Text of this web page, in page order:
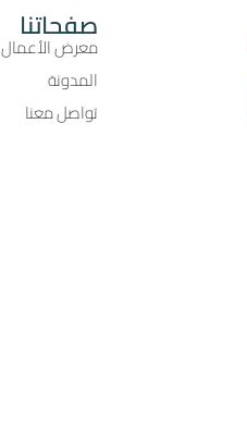
صفحاتنا
معرض الأعمال
المدونة
تواصل معنا